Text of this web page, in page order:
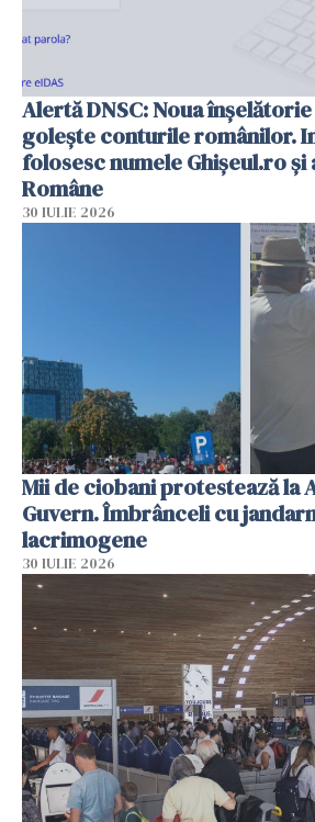
Alertă DNSC: Noua
golește conturile românilor.
folosesc numele Ghișeul.ro și
Române
30 IULIE 2026
Mii de ciobani protestează la
Guvern. Îmbrânceli cu
lacrimogene
30 IULIE 2026